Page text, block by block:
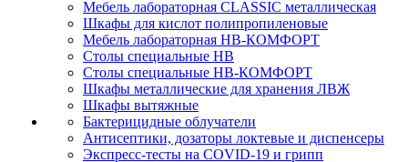
Мебель лабораторная CLASSIC металлическая
Шкафы для кислот полипропиленовые
Мебель лабораторная НВ-КОМФОРТ
Столы специальные НВ
Столы специальные НВ-КОМФОРТ
Шкафы металлические для хранения ЛВЖ
Шкафы вытяжные
Бактерицидные облучатели
Антисептики, дозаторы локтевые и диспенсеры
Экспресс-тесты на COVID-19 и грипп